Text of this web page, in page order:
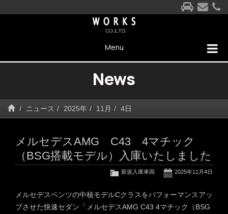
Menu
News
ニュース 2025年 11月 4日
メルセデスAMG C43 4マチック
（BSG搭載モデル）入庫いたしました
2025年11月4日
新規入庫車両
メルセデスベンツの中核モデルCクラスをパフォーマンスアッ
プさせた快速セダン「メルセデスAMG C43 4マチック（BSG